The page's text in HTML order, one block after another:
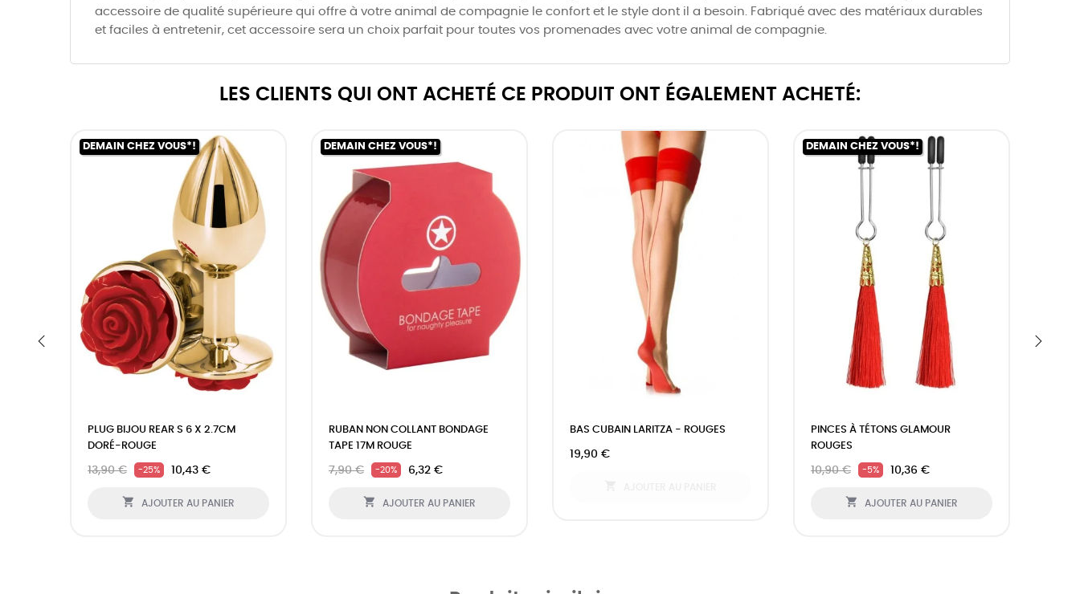
accessoire de qualité supérieure qui offre à votre animal de compagnie le confort et le style dont il a besoin. Fabriqué avec des matériaux durables
et faciles à entretenir, cet accessoire sera un choix parfait pour toutes vos promenades avec votre animal de compagnie.
LES CLIENTS QUI ONT ACHETÉ CE PRODUIT ONT ÉGALEMENT ACHETÉ:
DEMAIN CHEZ VOUS*!
PLUG BIJOU REAR S 6 X 2.7CM
DORÉ-ROUGE
13,90 € -25% 10,43 €
 AJOUTER AU PANIER
DEMAIN CHEZ VOUS*!
RUBAN NON COLLANT BONDAGE
TAPE 17M ROUGE
7,90 € -20% 6,32 €
 AJOUTER AU PANIER
BAS CUBAIN LARITZA - ROUGES
19,90 €
DEMAIN CHEZ VOUS*!
PINCES À TÉTONS GLAMOUR
ROUGES
10,90 € -5% 10,36 €
 AJOUTER AU PANIER